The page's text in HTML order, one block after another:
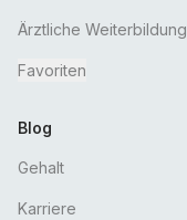
Ärztliche Weiterbildung
Favoriten
Blog
Gehalt
Karriere